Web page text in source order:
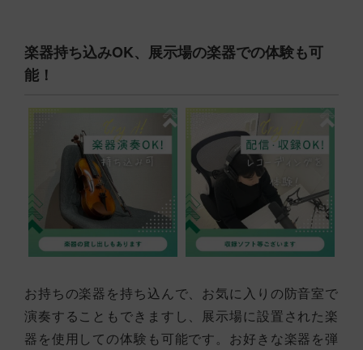
楽器持ち込みOK、展示場の楽器での体験も可
能！
お持ちの楽器を持ち込んで、お気に入りの防音室で
演奏することもできますし、展示場に設置された楽
器を使用しての体験も可能です。お好きな楽器を弾